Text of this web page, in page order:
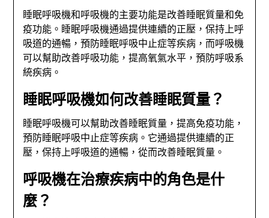
睡眠呼吸機和呼吸機的主要功能是改善睡眠質量和免
疫功能。睡眠呼吸機通過提供連續的正壓，保持上呼
吸道的通暢，預防睡眠呼吸中止症等疾病，而呼吸機
可以幫助改善呼吸功能，提高氧氣水平，預防呼吸系
統疾病。
睡眠呼吸機如何改善睡眠質量？
睡眠呼吸機可以幫助改善睡眠質量，提高免疫功能，
預防睡眠呼吸中止症等疾病。它通過提供連續的正
壓，保持上呼吸道的通暢，從而改善睡眠質量。
呼吸機在治療疾病中的角色是什
麼？